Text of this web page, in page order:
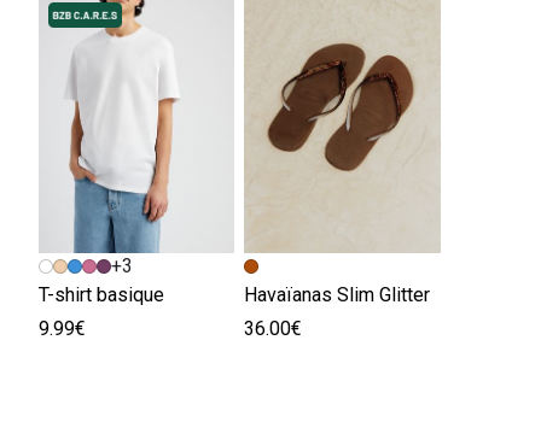
+3
T-shirt basique
9.99€
Havaïanas Slim Glitter
36.00€